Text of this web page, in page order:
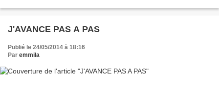
J'AVANCE PAS A PAS
Publié le 24/05/2014 à 18:16
Par emmila